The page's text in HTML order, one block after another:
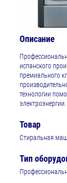
Описание
испанского
премиального
технологии
электроэнергии.
Товар
Стиральная
Тип